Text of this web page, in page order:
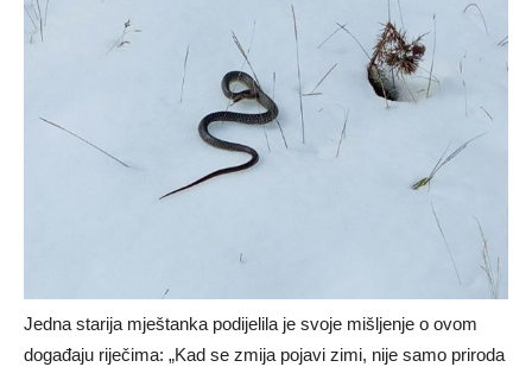
Jedna starija mještanka podijelila je svoje mišljenje o ovom
događaju riječima: „Kad se zmija pojavi zimi, nije samo priroda